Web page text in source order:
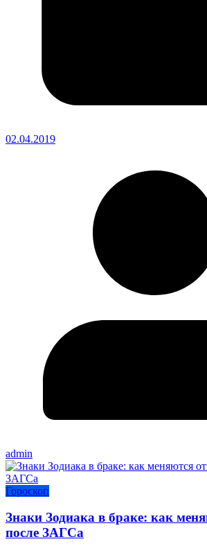
02.04.2019
admin
Гороскоп
Знаки Зодиака в браке: как
после ЗАГСа